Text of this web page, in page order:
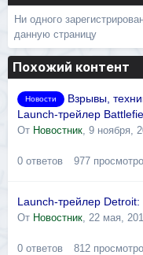
Ни одного
данную страницу
Похожий контент
Новости
Взрывы,
Launch-трейлер
От Новостник 9 ноября,
0 ответов 977
Launch-трейлер
От Новостник 22 мая,
0 ответов 812